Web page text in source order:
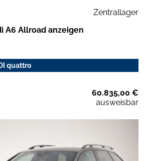
Zentrallager
A6 Allroad anzeigen
quattro
60.835,00 €
ausweisbar